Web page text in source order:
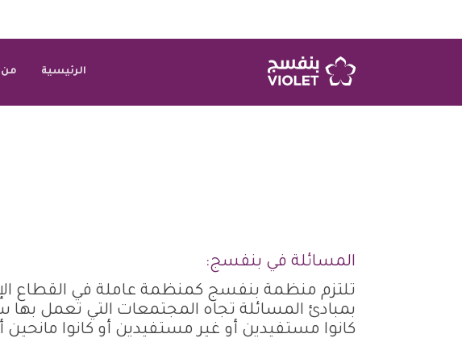
الرئيسية من
المسائلة في بنفسج:
تلتزم منظمة بنفسج كمنظمة عاملة في القطاع
بمبادئ المسائلة تجاه المجتمعات التي تعمل بها
كانوا مستفيدين أو غير مستفيدين أو كانوا مانحين